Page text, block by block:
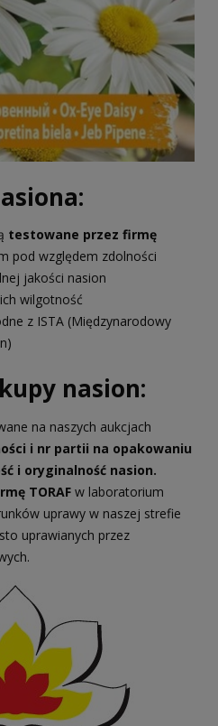
testowane przez firmę
pod względem zdolności
jakości nasion
wilgotność
z ISTA (Międzynarodowy
nasion:
na naszych aukcjach
i nr partii na opakowaniu
i oryginalność nasion.
TORAF w laboratorium
uprawy w naszej strefie
uprawianych przez